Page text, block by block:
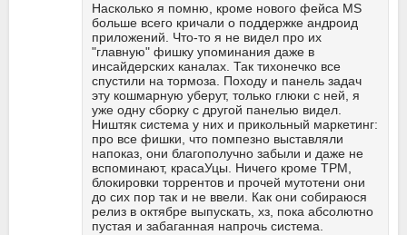
Насколько я помню, кроме нового фейса MS
больше всего кричали о поддержке андроид
приложений. Что-то я не видел про их
"главную" фишку упоминания даже в
инсайдерских каналах. Так тихонечко все
спустили на тормоза. Походу и панель задач
эту кошмарную уберут, только глюки с ней, я
уже одну сборку с другой панелью видел.
Ништяк система у них и прикольный маркетинг:
про все фишки, что помпезно выставляли
напоказ, они благополучно забыли и даже не
вспоминают, красаУцы. Ничего кроме TPM,
блокировки торрентов и прочей мутотени они
до сих пор так и не ввели. Как они собираюся
релиз в октябре выпускать, хз, пока абсолютно
пустая и забаганная напрочь система.